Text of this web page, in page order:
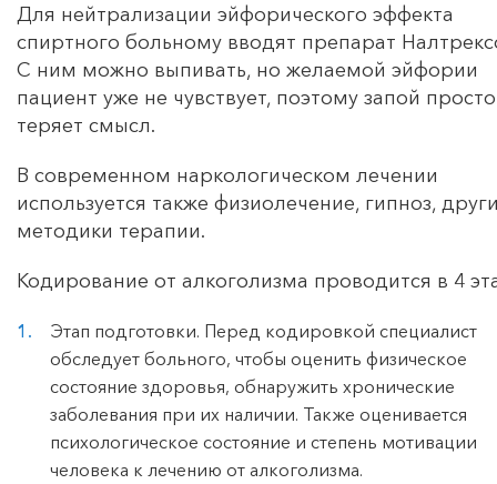
Для нейтрализации эйфорического эффекта
спиртного больному вводят препарат
С ним можно выпивать, но желаемой эйфории
пациент уже не чувствует, поэтому запой просто
теряет смысл.
В современном наркологическом лечении
используется также физиолечение, гипноз,
методики терапии.
Кодирование от алкоголизма проводится в 4
Этап подготовки. Перед кодировкой специалист
обследует больного, чтобы оценить физическое
состояние здоровья, обнаружить хронические
заболевания при их наличии. Также оценивается
психологическое состояние и степень мотивации
человека к лечению от алкоголизма.